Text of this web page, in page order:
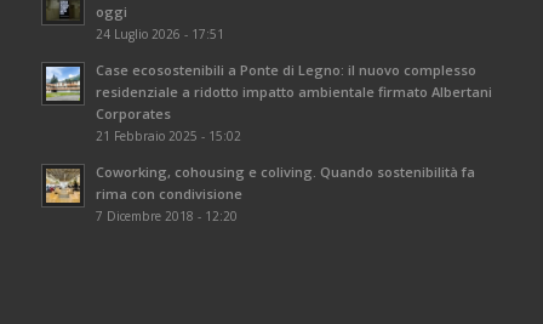
oggi
24 Luglio 2026 - 17:51
Case ecosostenibili a Ponte di Legno: il nuovo complesso
residenziale a ridotto impatto ambientale firmato Albertani
Corporates
21 Febbraio 2025 - 15:02
Coworking, cohousing e coliving. Quando sostenibilità fa
rima con condivisione
7 Dicembre 2018 - 12:20